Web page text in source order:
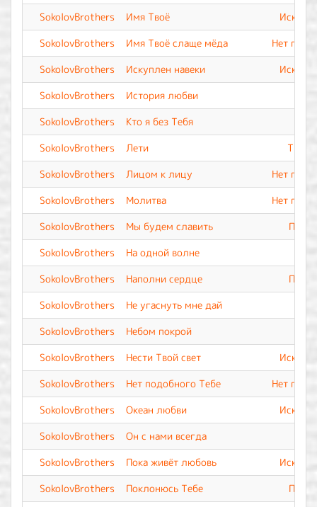
SokolovBrothers Имя Твоё
SokolovBrothers
Имя Твоё слаще мёда
Нет
SokolovBrothers
Искуплен навеки
SokolovBrothers
История любви
SokolovBrothers
Кто я без Тебя
SokolovBrothers
Лети
Ты
SokolovBrothers
Лицом к лицу
Нет
SokolovBrothers
Молитва
Нет
SokolovBrothers
Мы будем славить
SokolovBrothers
На одной волне
SokolovBrothers
Наполни сердце
SokolovBrothers
Не угаснуть мне дай
SokolovBrothers
Небом покрой
SokolovBrothers
Нести Твой свет
SokolovBrothers
Нет подобного Тебе
Нет
SokolovBrothers
Океан любви
SokolovBrothers
Он с нами всегда
SokolovBrothers
Пока живёт любовь
SokolovBrothers
Поклонюсь Тебе